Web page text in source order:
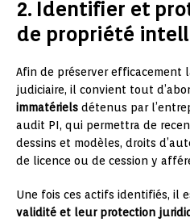
2. Identifier et
de propriété
Afin de préserver efficacement
judiciaire, il convient tout
immatériels détenus par
audit PI, qui permettra de
dessins et modèles, droits
de licence ou de cession y
Une fois ces actifs identifiés, il
validité et leur protection